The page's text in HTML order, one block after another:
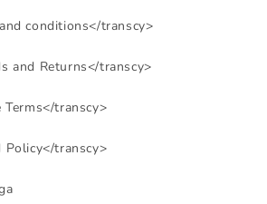
conditions</transcy>
and Returns</transcy>
Terms</transcy>
Policy</transcy>